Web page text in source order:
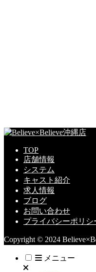
TOP
店舗情報
システム
キャスト紹介
求人情報
ブログ
お問い合わせ
プライバシーポリシ
Copyright © 2024
メニュー